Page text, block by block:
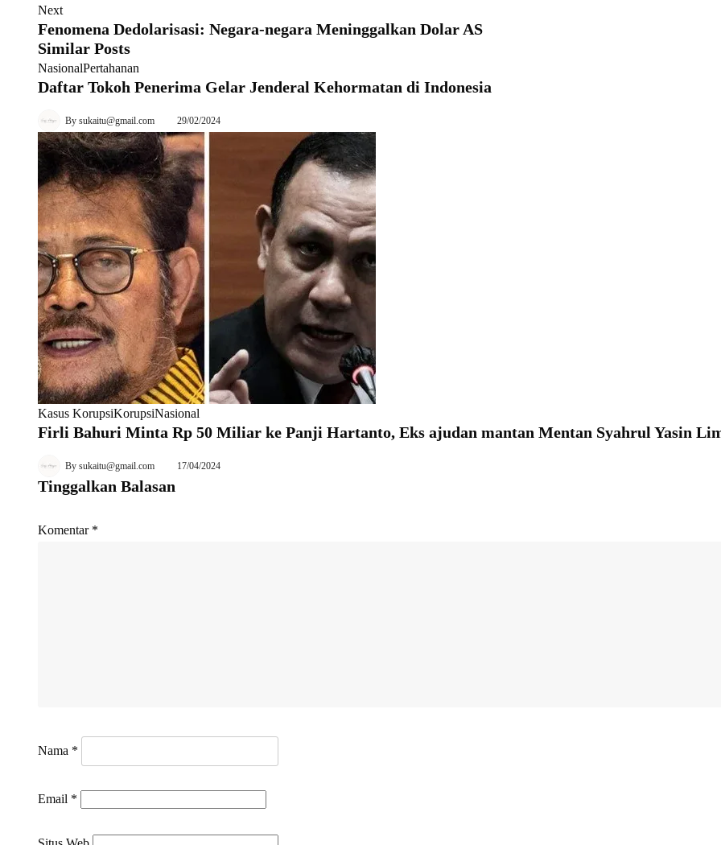
Next
Fenomena Dedolarisasi: Negara-negara Meninggalkan Dolar AS
Similar Posts
NasionalPertahanan
Daftar Tokoh Penerima Gelar Jenderal Kehormatan di Indonesia
By sukaitu@gmail.com 29/02/2024
Kasus KorupsiKorupsiNasional
Firli Bahuri Minta Rp 50 Miliar ke Panji Hartanto, Eks ajudan mantan Mentan Syahrul Yasin
By sukaitu@gmail.com 17/04/2024
Tinggalkan Balasan
Komentar *
Nama *
Email *